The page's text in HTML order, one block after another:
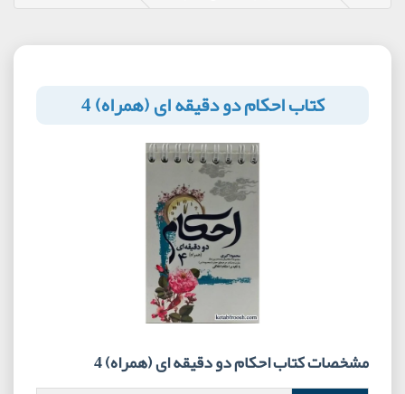
کتاب احکام دو دقیقه ای (همراه) 4
مشخصات کتاب احکام دو دقیقه ای (همراه) 4